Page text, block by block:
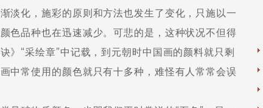
淡化，施彩的原则和方法也发生了变化，只施以一
色品种也在迅速减少。可悲的是，这种状况不但得
》“采绘章”中记载，到元朝时中国画的颜料就只剩
中常使用的颜色就只有十多种，难怪有人常常会误